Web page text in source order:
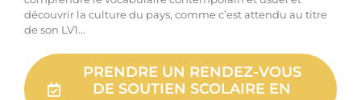
découvrir la culture du pays, comme c’est attendu au titre
de son LV1…
PRENDRE UN RENDEZ-VOUS
DE SOUTIEN SCOLAIRE EN